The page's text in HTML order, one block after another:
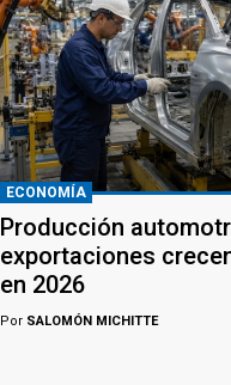
ECONOMÍA
Producción
exportaciones
en 2026
Por SALOMÓN MICHITTE